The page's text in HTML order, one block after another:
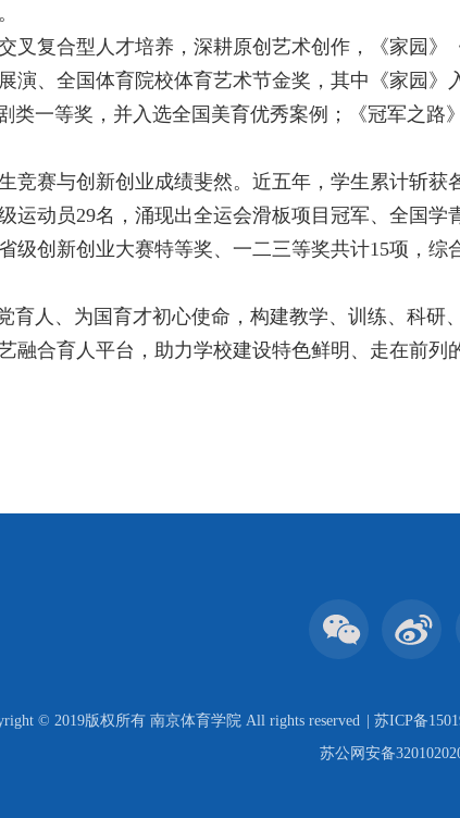
复合型人才培养，深耕原创艺术创作，《家园》
演、全国体育院校体育艺术节金奖，其中《家园》
类一等奖，并入选全国美育优秀案例；《冠军之路
竞赛与创新创业成绩斐然。近五年，学生累计斩获
运动员29名，涌现出全运会滑板项目冠军、全国学
级创新创业大赛特等奖、一二三等奖共计15项，综
育人、为国育才初心使命，构建教学、训练、科研
融合育人平台，助力学校建设特色鲜明、走在前列
© 2019版权所有 南京体育学院 All rights reserved
| 苏ICP备
苏公网安备